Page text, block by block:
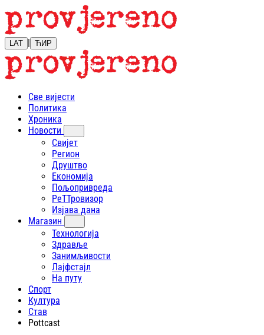
LAT | ЋИР
Све вијести
Политика
Хроника
Новости
Свијет
Регион
Друштво
Економија
Пољопривреда
РеТТровизор
Изјава дана
Магазин
Технологија
Здравље
Занимљивости
Лајфстajл
На путу
Спорт
Култура
Став
Pottcast